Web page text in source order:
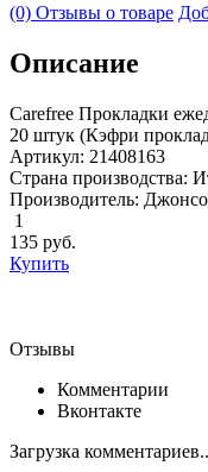
(0) Отзывы о товаре
Описание
Carefree Прокладки
20 штук (Кэфри
Артикул: 21408163
Страна производства:
Производитель:
1
135 руб.
Купить
Отзывы
Комментарии
Вконтакте
Загрузка